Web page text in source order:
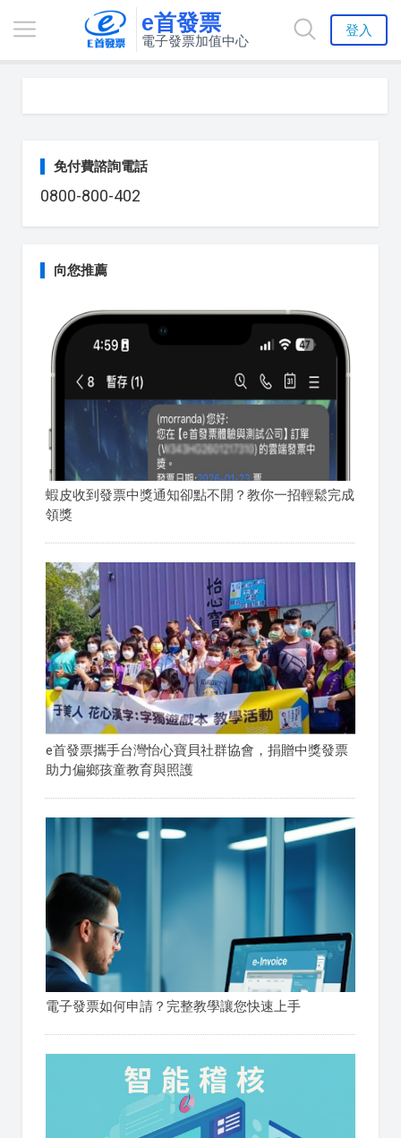
e首發票
電子發票加值中心
登入
免付費諮詢電話
0800-800-402
向您推薦
蝦皮收到發票中獎通知卻點不開？教你一招輕鬆完成
領獎
e首發票攜手台灣怡心寶貝社群協會，捐贈中獎發票
助力偏鄉孩童教育與照護
電子發票如何申請？完整教學讓您快速上手